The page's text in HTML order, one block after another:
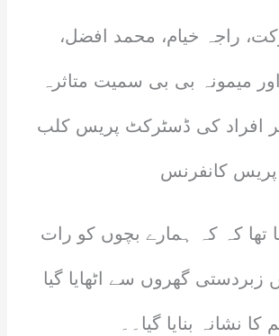
راجہ خیام، محمد افضل،
میمونہ بی بی سمیت متاثرہ
افراد کی ڈسٹرکٹ پریس کلب
پریس کانفرنس
تھا کہ کہ ہمارے بچوں کو رات
زبردستی گھروں سے اٹھایا گیا
کا نشانہ بنایا گیا۔۔